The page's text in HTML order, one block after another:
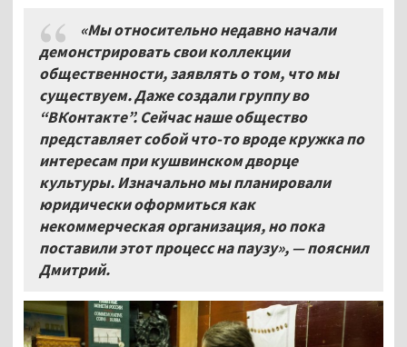
«Мы относительно недавно начали
демонстрировать свои коллекции
общественности, заявлять о том, что мы
существуем. Даже создали группу во
“ВКонтакте”. Сейчас наше общество
представляет собой что-то вроде кружка по
интересам при кушвинском дворце
культуры. Изначально мы планировали
юридически оформиться как
некоммерческая организация, но пока
поставили этот процесс на паузу», — пояснил
Дмитрий.